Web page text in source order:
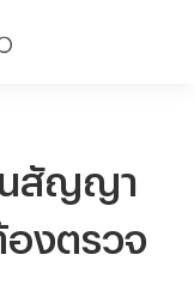
นสัญญา
องตรวจ